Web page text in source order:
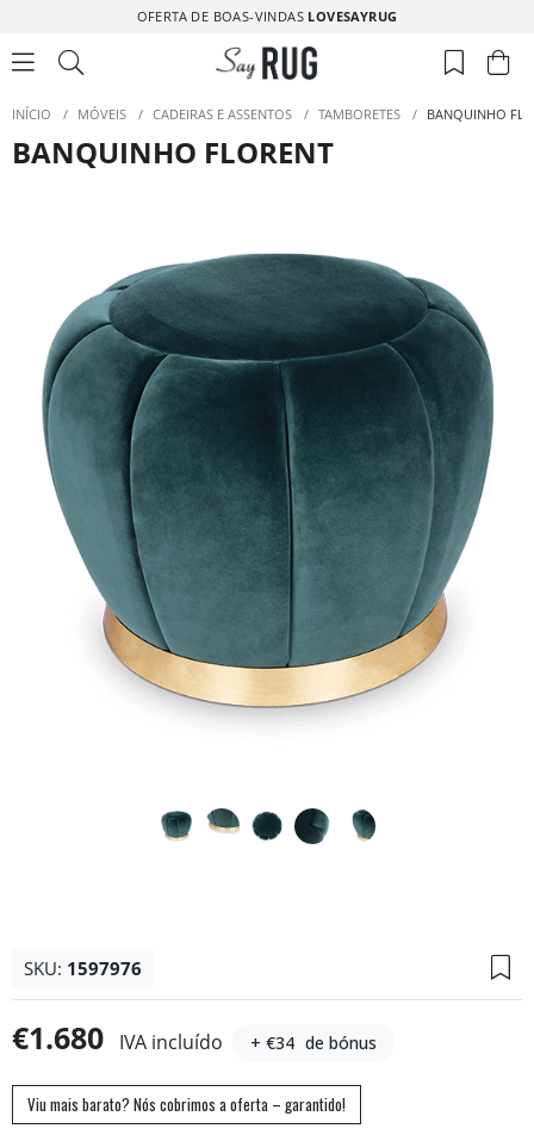
OFERTA DE BOAS-VINDAS LOVESAYRUG
INÍCIO / MÓVEIS / CADEIRAS E ASSENTOS / TAMBORETES / BANQUINHO
BANQUINHO FLORENT
SKU: 1597976
€1.680 IVA incluído + €34 de bónus
Viu mais barato? Nós cobrimos a oferta – garantido!